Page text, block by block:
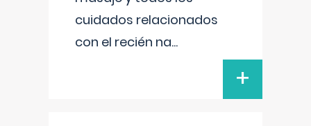
cuidados relacionados
con el recién na...
+